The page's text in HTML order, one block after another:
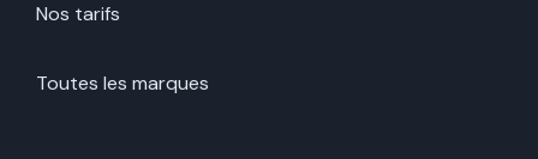
Nos tarifs
Toutes les marques